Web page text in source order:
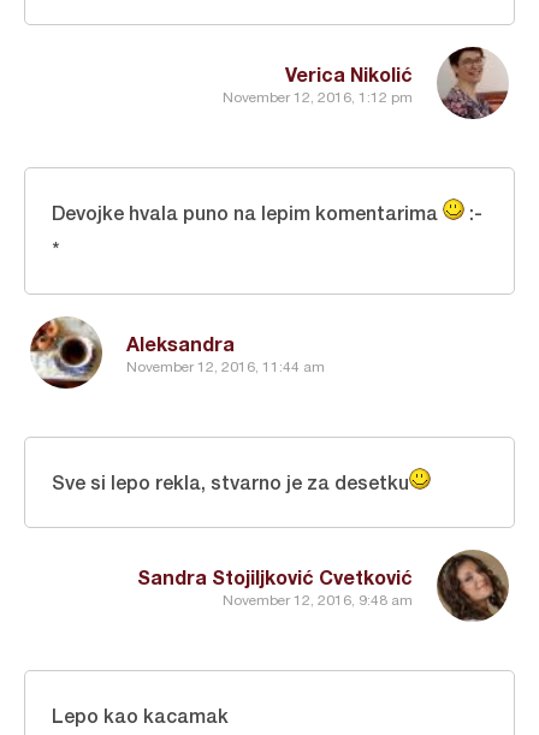
Verica Nikolić
November 12, 2016, 1:12 pm
Aleksandra
November 12, 2016, 11:44 am
Devojke hvala puno na lepim komentarima
:-
*
Sandra Stojiljković Cvetković
November 12, 2016, 9:48 am
Sve si lepo rekla, stvarno je za desetku
Lepo kao kacamak